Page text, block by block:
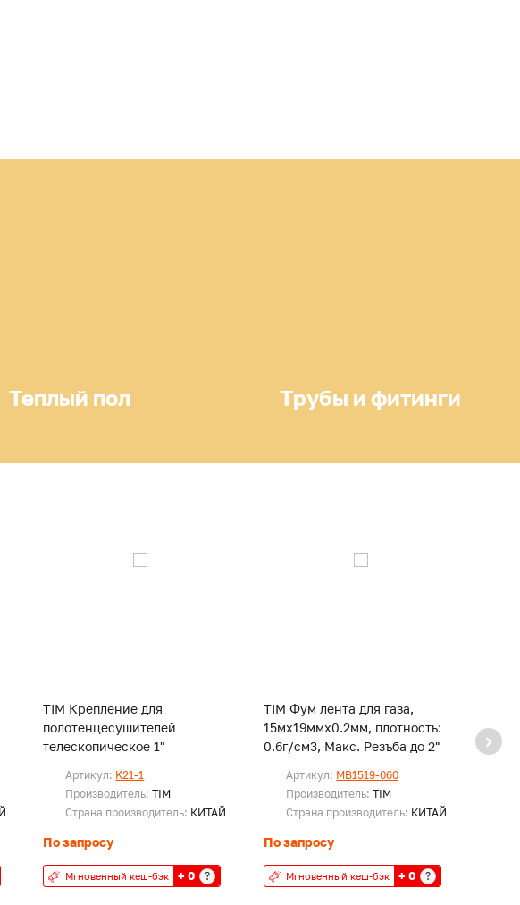
Теплый пол Трубы и фитинги
TIM Крепление для
полотенцесушителей
телескопическое 1"
Артикул: K21-1
Производитель:TIM
Страна производитель: КИТАЙ
По запросу
Мгновенный кеш-бэк + 0 ?
TIM Фум лента для газа,
15мх19ммх0.2мм, плотность:
0.6г/см3, Макс. Резъба до 2"
Артикул: MB1519-060
Производитель:TIM
Страна производитель: КИТАЙ
По запросу
Мгновенный кеш-бэк + 0 ?